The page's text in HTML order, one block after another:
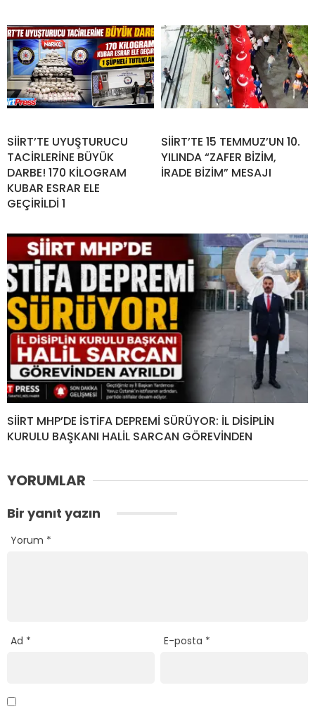
SİİRT’TE UYUŞTURUCU
TACİRLERİNE BÜYÜK
DARBE! 170 KİLOGRAM
KUBAR ESRAR ELE
GEÇİRİLDİ 1
SİİRT’TE 15 TEMMUZ’UN 10.
YILINDA “ZAFER BİZİM,
İRADE BİZİM” MESAJI
SİİRT MHP’DE İSTİFA DEPREMİ SÜRÜYOR: İL DİSİPLİN
KURULU BAŞKANI HALİL SARCAN GÖREVİNDEN
YORUMLAR
Bir yanıt yazın
Yorum *
Ad * E-posta *